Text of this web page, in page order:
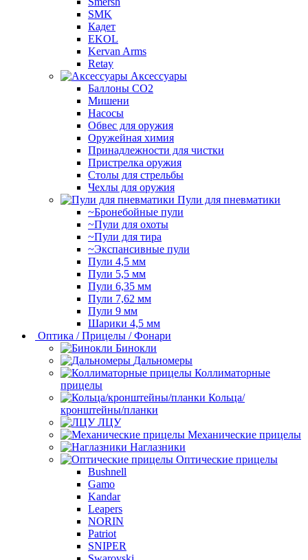
SMK
Кадет
EKOL
Kervan Arms
Retay
Аксессуары
Баллоны СО2
Мишени
Насосы
Обвес для оружия
Оружейная химия
Принадлежности для чистки
Пристрелка оружия
Столы для стрельбы
Чехлы для оружия
Пули для пневматики
~Бронебойные пули
~Пули для охоты
~Пули для тира
~Экспансивные пули
Пули 4,5 мм
Пули 5,5 мм
Пули 6,35 мм
Пули 7,62 мм
Пули 9 мм
Шарики 4,5 мм
Оптика / Прицелы / Фонари
Бинокли
Дальномеры
Коллиматорные
прицелы
Кольца/
кронштейны/планки
ЛЦУ
Механические прицелы
Наглазники
Оптические прицелы
Bushnell
Gamo
Kandar
Leapers
NORIN
Patriot
SNIPER